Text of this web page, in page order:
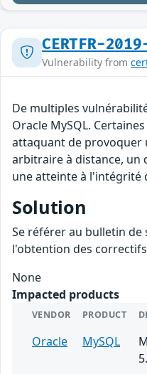
CERTFR-
Vulnerability from
De multiples
Oracle MySQL.
attaquant de provoquer
arbitraire à distance, un
une atteinte à l'intégrité
Solution
Se référer au bulletin
l'obtention des
None
Impacted products
VENDOR PRODUCT
Oracle MySQL